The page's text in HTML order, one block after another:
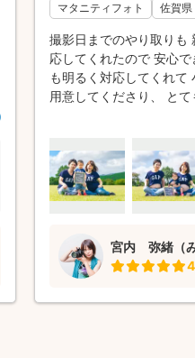
マタニティフォト 佐賀県
撮影日までのやり取りも
応してくれたので 安心
も明るく対応してくれて
用意してくださり、 と
が強かった事もあり、
っていた仕上がりも と
がたくさんでした!!!👏